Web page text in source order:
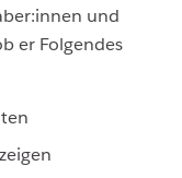
und
er Folgendes